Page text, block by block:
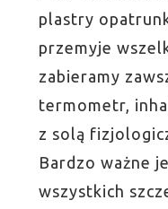
plastry
przemyje
zabieramy
termometr,
z solą
Bardzo ważne
wszystkich